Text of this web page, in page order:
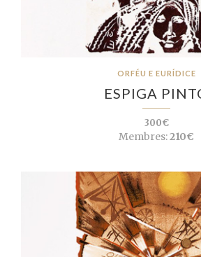
ORFÉU E EURÍDICE
ESPIGA
300€
Membres:210€